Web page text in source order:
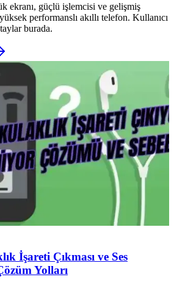
ekranı, güçlü işlemcisi ve gelişmiş
performanslı akıllı telefon. Kullanıcı
burada.
İşareti Çıkması ve Ses
Yolları